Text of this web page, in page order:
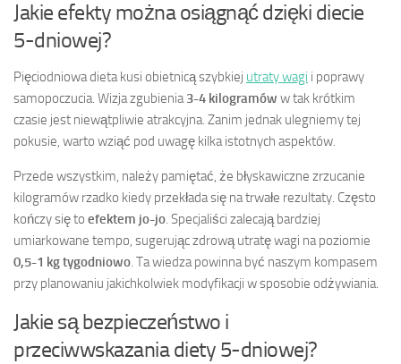
Jakie efekty można osiągnąć dzięki diecie
5-dniowej?
Pięciodniowa dieta kusi obietnicą szybkiej utraty wagi i poprawy
samopoczucia. Wizja zgubienia3-4 kilogramów w tak krótkim
czasie jest niewątpliwie atrakcyjna. Zanim jednak ulegniemy tej
pokusie, warto wziąć pod uwagę kilka istotnych aspektów.
Przede wszystkim, należy pamiętać, że błyskawiczne zrzucanie
kilogramów rzadko kiedy przekłada się na trwałe rezultaty. Często
kończy się to efektem jo-jo. Specjaliści zalecają bardziej
umiarkowane tempo, sugerując zdrową utratę wagi na poziomie
0,5-1 kg tygodniowo. Ta wiedza powinna być naszym kompasem
przy planowaniu jakichkolwiek modyfikacji w sposobie odżywiania.
Jakie są bezpieczeństwo i
przeciwwskazania diety 5-dniowej?